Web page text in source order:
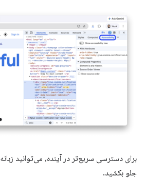
برای دسترسی سریع‌تر در آینده، می‌توانید زبانه
جلو بکشید.